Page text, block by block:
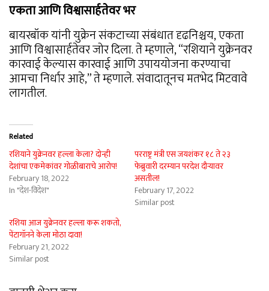
एकता आणि विश्वासार्हतेवर भर
बायरबॉक यांनी युक्रेन संकटाच्या संबंधात दृढनिश्चय, एकता
आणि विश्वासार्हतेवर जोर दिला. ते म्हणाले, “रशियाने युक्रेनवर
कारवाई केल्यास कारवाई आणि उपाययोजना करण्याचा
आमचा निर्धार आहे,” ते म्हणाले. संवादातूनच मतभेद मिटवावे
लागतील.
Related
रशियाने युक्रेनवर हल्ला केला? दोन्ही
देशांचा एकमेकांवर गोळीबाराचे आरोप!
February 18, 2022
In "देश-विदेश"
परराष्ट्र मंत्री एस जयशंकर १८ ते २३
फेब्रुवारी दरम्यान परदेश दौऱ्यावर
असतील!
February 17, 2022
Similar post
रशिया आज युक्रेनवर हल्ला करू शकतो,
पेंटागॉनने केला मोठा दावा!
February 21, 2022
Similar post